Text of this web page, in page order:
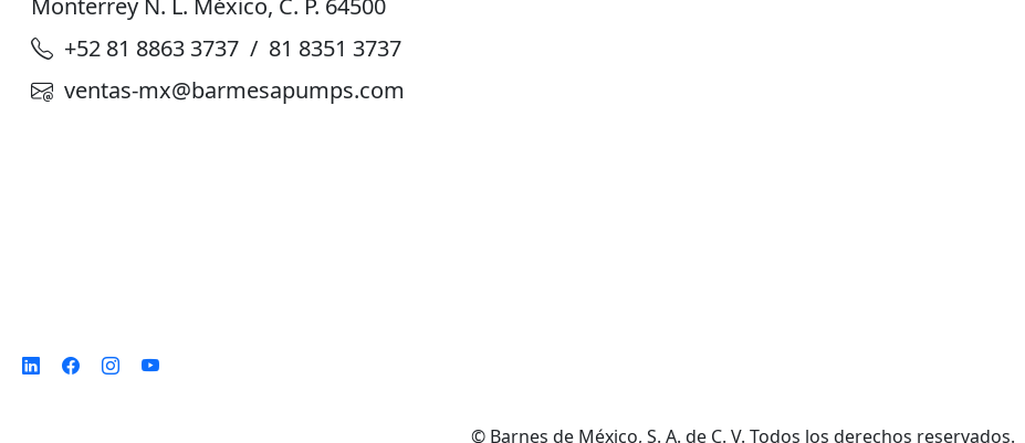
Monterrey N. L. México, C. P. 64500
+52 81 8863 3737 / 81 8351 3737
ventas-mx@barmesapumps.com
© Barnes de México, S. A. de C. V. Todos los derechos reservados.